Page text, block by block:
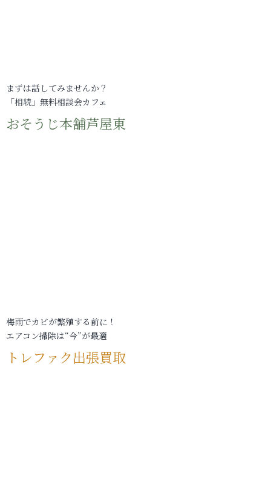
まずは話してみませんか？
「相続」無料相談会カフェ
おそうじ本舗芦屋東
梅雨でカビが繁殖する前に！
エアコン掃除は“今”が最適
トレファク出張買取